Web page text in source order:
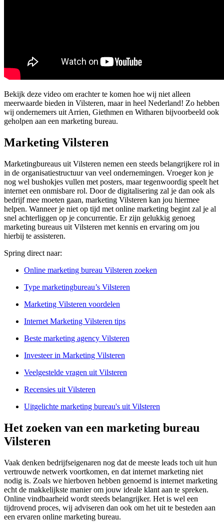
Bekijk deze video om erachter te komen hoe wij niet alleen
meerwaarde bieden in Vilsteren, maar in heel Nederland! Zo hebben
wij ondernemers uit Arrien, Giethmen en Witharen bijvoorbeeld ook
geholpen aan een marketing bureau.
Marketing Vilsteren
Marketingbureaus uit Vilsteren nemen een steeds belangrijkere rol in
in de organisatiestructuur van veel ondernemingen. Vroeger kon je
nog wel bushokjes vullen met posters, maar tegenwoordig speelt het
internet een onmisbare rol. Door de digitalisering zal je dan ook als
bedrijf mee moeten gaan, marketing Vilsteren kan jou hiermee
helpen. Wanneer je niet op tijd met online marketing begint zal je al
snel achterliggen op je concurrentie. Er zijn gelukkig genoeg
marketing bureaus uit Vilsteren met kennis en ervaring om jou
hierbij te assisteren.
Spring direct naar:
Online marketing bureau Vilsteren zoeken
Type marketingbureau’s Vilsteren
Marketing Vilsteren voordelen
Internet Marketing Vilsteren tips
Beste marketing agency Vilsteren
Investeer in Marketing Vilsteren
Veelgestelde vragen uit Vilsteren
Recensies uit Vilsteren
Uitgelichte marketing bureau's uit Vilsteren
Het zoeken van een marketing bureau
Vilsteren
Vaak denken bedrijfseigenaren nog dat de meeste leads toch uit hun
vertrouwde netwerk voortkomen, en dat internet marketing niet
nodig is. Zoals we hierboven hebben genoemd is internet marketing
echt de makkelijkste manier om jouw ideale klant aan te spreken.
Online vindbaarheid wordt steeds belangrijker. Het is wel een
tijdrovend proces, wij adviseren dan ook om het uit te besteden aan
een ervaren online marketing bureau.